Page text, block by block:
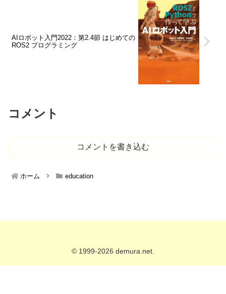
AIロボット入門2022：第2.4節 はじめての
ROS2 プログラミング
コメント
コメントを書き込む
ホーム education
© 1999-2026 demura.net.